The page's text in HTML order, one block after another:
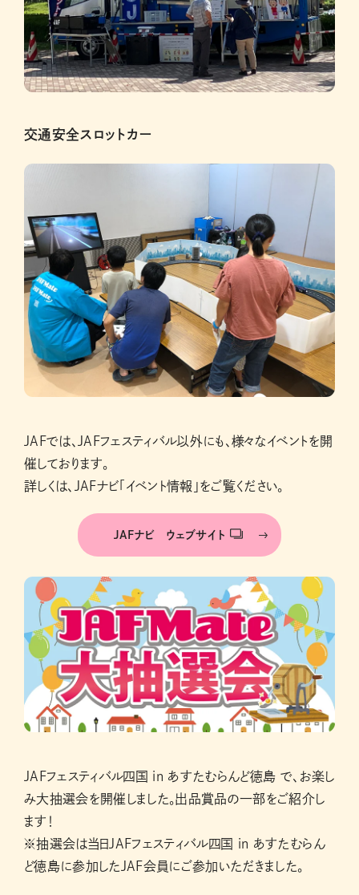
交通安全スロットカー
JAFでは、JAFフェスティバル以外にも、様々なイベントを開
催しております。
詳しくは、JAFナビ「イベント情報」をご覧ください。
JAFナビ ウェブサイト
JAFフェスティバル四国 in あすたむらんど徳島 で、お楽し
み大抽選会を開催しました。出品賞品の一部をご紹介し
ます！
※抽選会は当日JAFフェスティバル四国 in あすたむらん
ど徳島に参加したJAF会員にご参加いただきました。